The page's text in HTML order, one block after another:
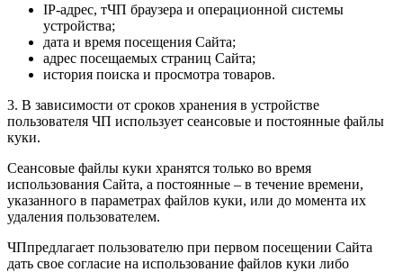
IP-адрес, тЧП браузера и операционной системы
устройства;
дата и время посещения Сайта;
адрес посещаемых страниц Сайта;
история поиска и просмотра товаров.
3. В зависимости от сроков хранения в устройстве
пользователя ЧП использует сеансовые и постоянные файлы
куки.
Сеансовые файлы куки хранятся только во время
использования Сайта, а постоянные – в течение времени,
указанного в параметрах файлов куки, или до момента их
удаления пользователем.
ЧПпредлагает пользователю при первом посещении Сайта
дать свое согласие на использование файлов куки либо